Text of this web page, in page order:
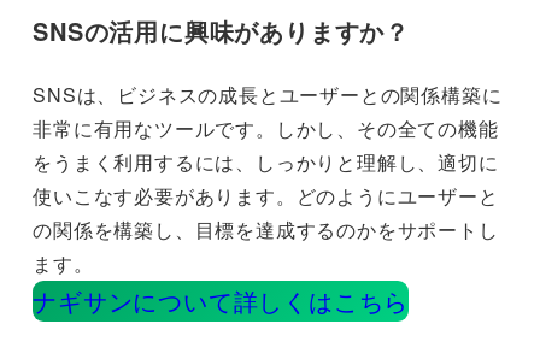
SNSの活用に興味がありますか？
SNSは、ビジネスの成長とユーザーとの関係構築に
非常に有用なツールです。しかし、その全ての機能
をうまく利用するには、しっかりと理解し、適切に
使いこなす必要があります。どのようにユーザーと
の関係を構築し、目標を達成するのかをサポートし
ます。
ナギサンについて詳しくはこちら